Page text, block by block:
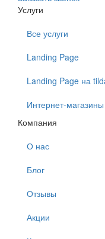
Услуги
Все услуги
Landing Page
Landing Page на
Интернет-магазины
Компания
О нас
Блог
Отзывы
Акции